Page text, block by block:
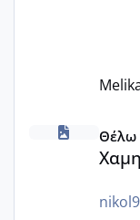
Χαμηλή άμη
Θέλω